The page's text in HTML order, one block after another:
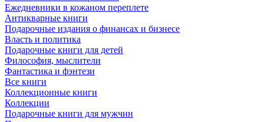
Ежедневники в кожаном переплете
Антикварные книги
Подарочные издания о финансах и бизнесе
Власть и политика
Подарочные книги для детей
Философия, мыслители
Фантастика и фэнтези
Все книги
Коллекционные книги
Коллекции
Подарочные книги для мужчин